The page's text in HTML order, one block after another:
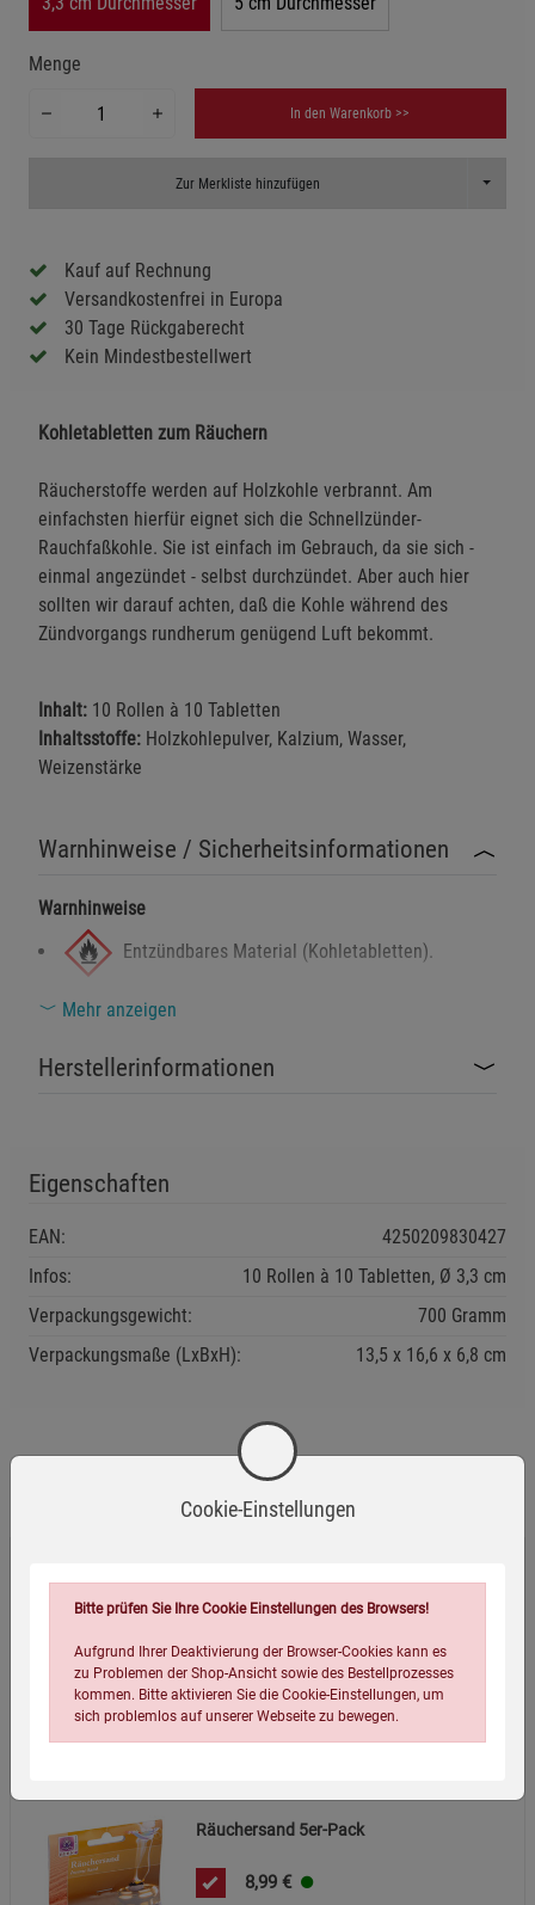
Menge
In den Warenkorb >>
Zur Merkliste hinzufügen Toggle
Kauf auf Rechnung
Versandkostenfrei in Europa
30 Tage Rückgaberecht
Kein Mindestbestellwert
Kohletabletten zum Räuchern
Räucherstoffe werden auf Holzkohle verbrannt. Am
einfachsten hierfür eignet sich die Schnellzünder-
Rauchfaßkohle. Sie ist einfach im Gebrauch, da sie sich -
einmal angezündet - selbst durchzündet. Aber auch hier
sollten wir darauf achten, daß die Kohle während des
Zündvorgangs rundherum genügend Luft bekommt.
Inhalt: 10 Rollen à 10 Tabletten
Inhaltsstoffe: Holzkohlepulver, Kalzium, Wasser,
Weizenstärke
Warnhinweise / Sicherheitsinformationen
Warnhinweise
Entzündbares Material (Kohletabletten).
Kann bei unsachgemäßer Handhabung
gesundheitsschädlich sein.
oder in einem Räuchergefäß verwenden.
fernhalten.
Den Raum während und nach der Verwendung
ausreichend lüften.
Nur unter Aufsicht verwenden.
Dieses Produkt ist für die Verwendung in Räucherritualen
gedacht. Achten Sie darauf, Rückstände umweltgerecht zu
Entsorgungsvorschriften entsprechend behandelt werden.
Mehr anzeigen
Herstellerinformationen
Eigenschaften
EAN:
4250209830427
Infos:
10 Rollen à 10 Tabletten, Ø 3,3 cm
Verpackungsgewicht:
700 Gramm
Verpackungsmaße (LxBxH):
13,5 16,6 6,8 cm
Wird oft zusammen bestellt:
Räucher-Kohletabletten
(0,15 EUR / 1 St)
Hinweise
Räuchersand 5er-Pack
8,99 €
Cookie-Einstellungen
Bitte prüfen Sie Ihre Cookie Einstellungen des Browsers!
Aufgrund Ihrer Deaktivierung der Browser-Cookies kann es
zu Problemen der Shop-Ansicht sowie des Bestellprozesses
kommen. Bitte aktivieren Sie die Cookie-Einstellungen, um
sich problemlos auf unserer Webseite zu bewegen.